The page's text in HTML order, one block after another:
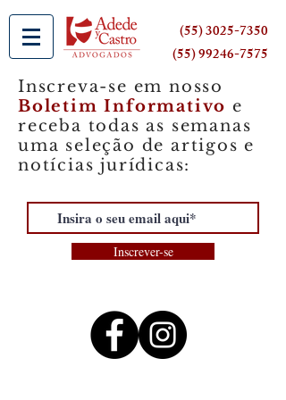
(55) 3025-7350
(55) 99246-7575
Inscreva-se em nosso
Boletim Informativo e
receba todas as semanas
uma seleção de artigos e
notícias jurídicas:
Inscrever-se